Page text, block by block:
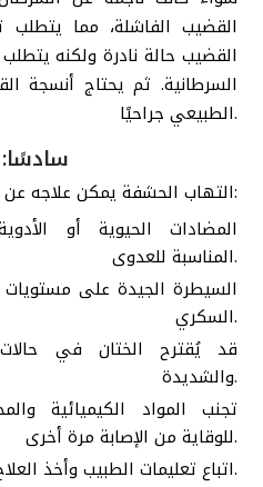
القضيب الفاشلة، مما
القضيب حالة نادرة ولكنه
السرطانية. ثم يحتاج أنسجة
الطبيعي جراحيًا.
التهاب الحشفة يمكن علاجه عن طريق:
المضادات الحيوية أو
المناسبة للعدوى.
السيطرة الجيدة على
السكري.
قد يُقترح الختان في حالات
والشديدة.
تجنب المواد الكيميائية
للوقاية من الإصابة مرة أخرى.
اتباع تعليمات الطبيب وأخذ العلاج بانتظام للشفاء التام.